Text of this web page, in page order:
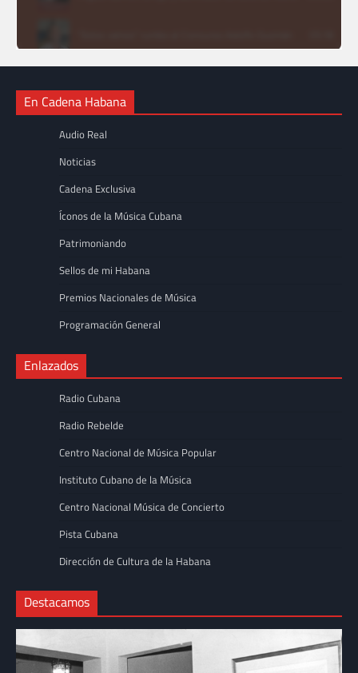
En Cadena Habana
Audio Real
Noticias
Cadena Exclusiva
Íconos de la Música Cubana
Patrimoniando
Sellos de mi Habana
Premios Nacionales de Música
Programación General
Enlazados
Radio Cubana
Radio Rebelde
Centro Nacional de Música Popular
Instituto Cubano de la Música
Centro Nacional Música de Concierto
Pista Cubana
Dirección de Cultura de la Habana
Destacamos